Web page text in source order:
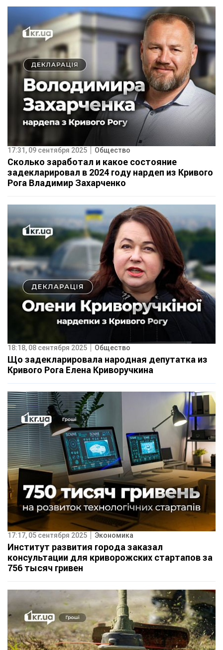
17:31, 09 сентября 2025 Общество
Сколько заработал и какое состояние
задекларировал в 2024 году нардеп из Кривого
Рога Владимир Захарченко
18:18, 08 сентября 2025 Общество
Що задекларировала народная депутатка из
Кривого Рога Елена Криворучкина
17:17, 05 сентября 2025 Экономика
Институт развития города заказал
консультации для криворожских стартапов за
756 тысяч гривен